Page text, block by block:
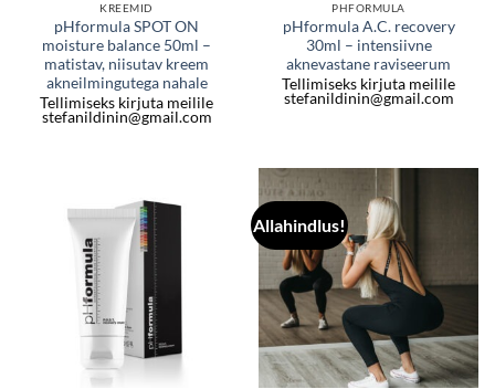
KREEMID
pHformula SPOT ON
moisture balance 50ml –
matistav, niisutav kreem
akneilmingutega nahale
Tellimiseks kirjuta meilile
stefanildinin@gmail.com
PHFORMULA
pHformula A.C. recovery
30ml – intensiivne
aknevastane raviseerum
Tellimiseks kirjuta meilile
stefanildinin@gmail.com
Allahindlus!